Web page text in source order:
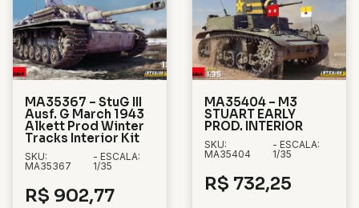
MA35367 – StuG III
Ausf. G March 1943
Alkett Prod Winter
Tracks Interior Kit
SKU:
MA35367
- ESCALA:
1/35
R$ 902,77
MA35404 – M3
STUART EARLY
PROD. INTERIOR
SKU:
MA35404
- ESCALA:
1/35
R$ 732,25